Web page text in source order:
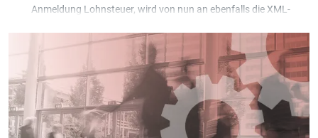
Anmeldung Lohnsteuer, wird von nun an ebenfalls die XML-
Simulation: Das Häkchen "Bestehende Abrechnungen vom
aktuellen Jahr berücksichtigen" wurde hinzugefügt.